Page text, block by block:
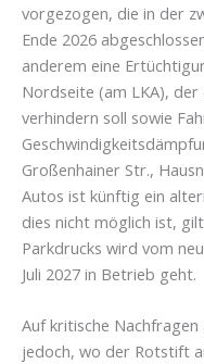
vorgezogen, die in der
Ende 2026
anderem eine
Nordseite (am LKA),
verhindern soll sowie
Großenhainer Str.,
Autos ist künftig ein
dies nicht möglich ist,
Parkdrucks wird vom
Juli 2027 in Betrieb geht.
Auf kritische
jedoch, wo der Rotstift